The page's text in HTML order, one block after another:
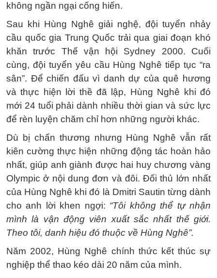
không ngần ngại cống hiến.
Sau khi Hùng Nghê giải nghệ, đội tuyển nhảy
cầu quốc gia Trung Quốc trải qua giai đoạn khó
khăn trước Thế vận hội Sydney 2000. Cuối
cùng, đội tuyển yêu cầu Hùng Nghê tiếp tục “ra
sân”. Để chiến đấu vì danh dự của quê hương
và thực hiện lời thề đã lập, Hùng Nghê khi đó
mới 24 tuổi phải dành nhiều thời gian và sức lực
để rèn luyện chăm chỉ hơn những người khác.
Dù bị chấn thương nhưng Hùng Nghê vẫn rất
kiên cường thực hiện những động tác hoàn hảo
nhất, giúp anh giành được hai huy chương vàng
Olympic ở nội dung đơn và đôi. Đối thủ lớn nhất
của Hùng Nghê khi đó là Dmitri Sautin từng dành
cho anh lời khen ngợi: “Tôi không thể tự nhận
mình là vận động viên xuất sắc nhất thế giới.
Theo tôi, danh hiệu đó thuộc về Hùng Nghê”.
Năm 2002, Hùng Nghê chính thức kết thúc sự
nghiệp thể thao kéo dài 20 năm của mình.